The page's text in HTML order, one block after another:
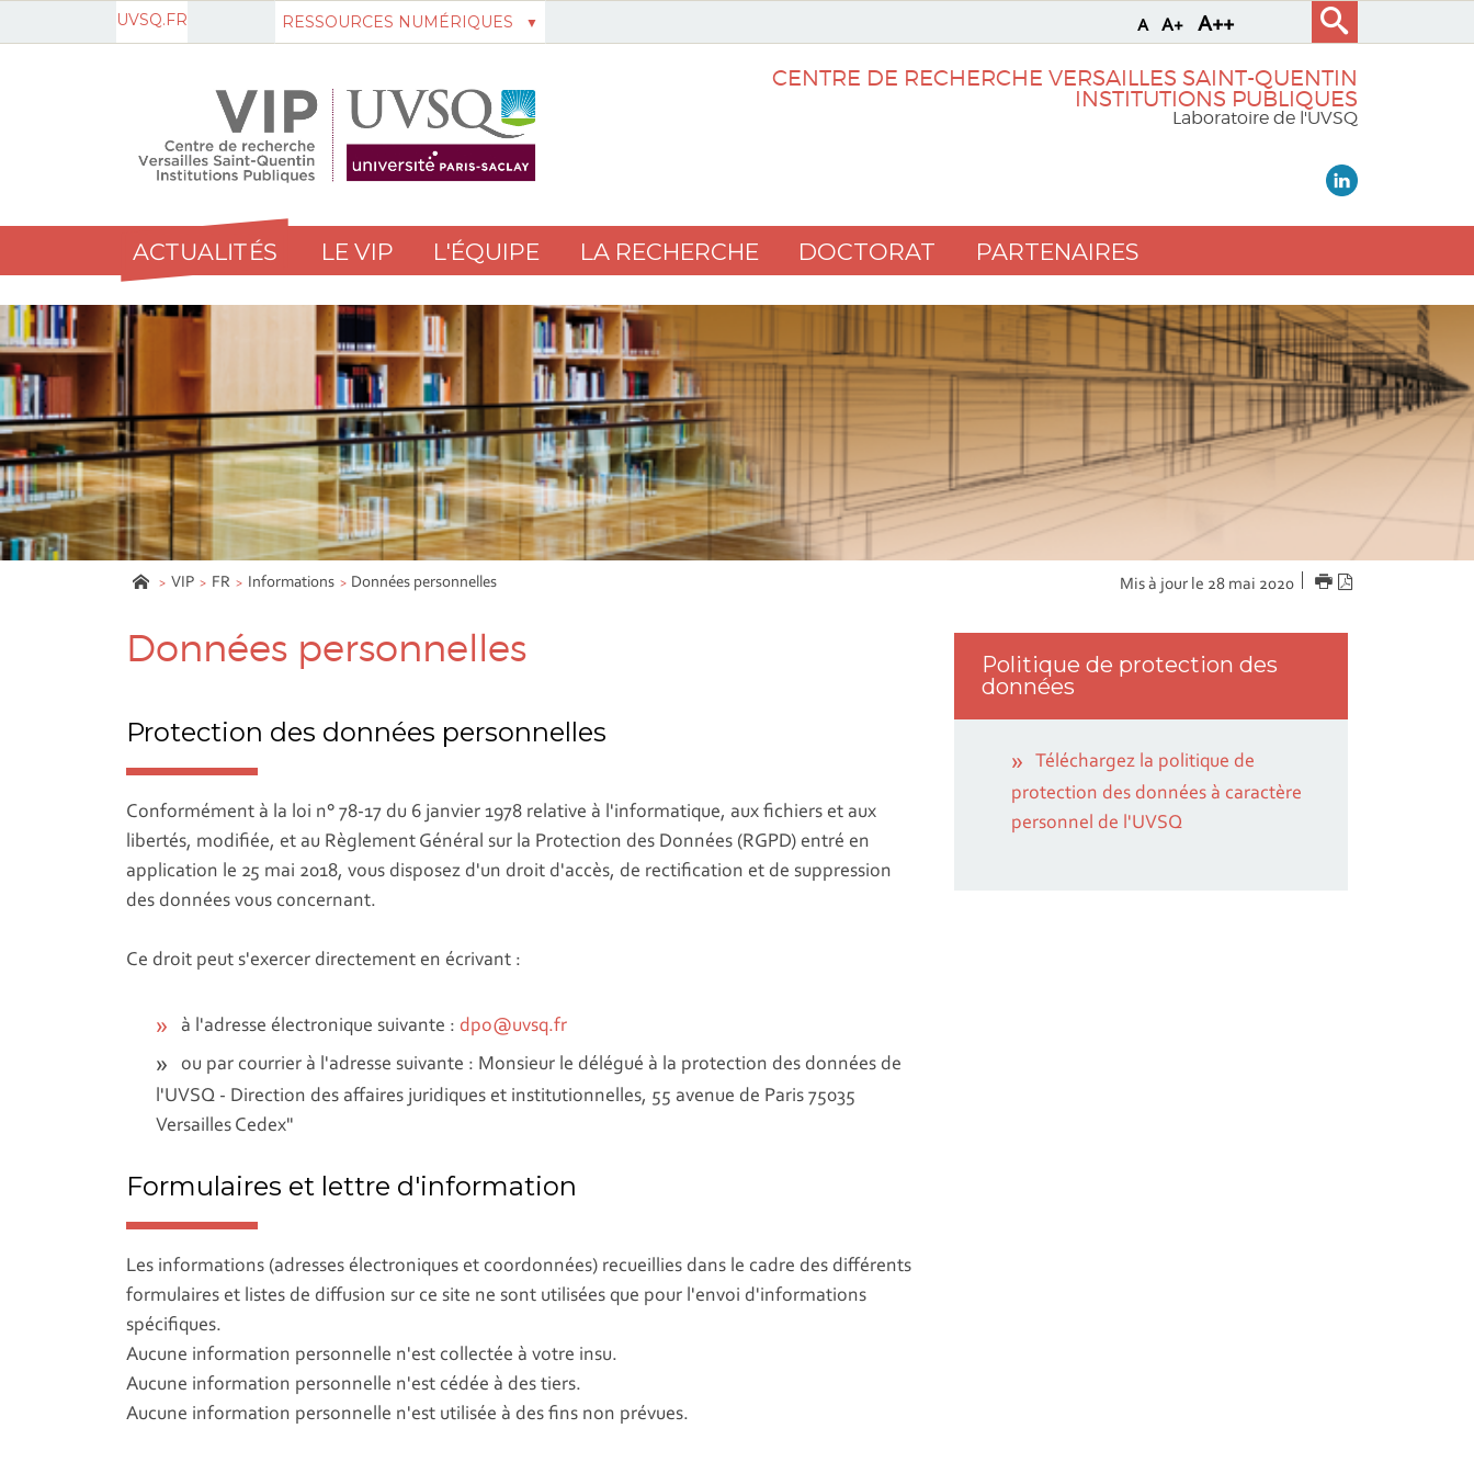
A A+ A++
UVSQ.FR
CENTRE DE RECHERCHE VERSAILLES SAINT-QUENTIN
INSTITUTIONS PUBLIQUES
Laboratoire de l'UVSQ
ACTUALITÉS LE VIP L'ÉQUIPE LA RECHERCHE DOCTORAT PARTENAIRES
VIP FR Informations Données personnelles Mis à jour le 28 mai 2020 IMPRIMER
Données personnelles
Protection des données personnelles
Conformément à la loi n° 78-17 du 6 janvier 1978 relative à l'informatique, aux fichiers et aux
libertés, modifiée, et au Règlement Général sur la Protection des Données (RGPD) entré en
application le 25 mai 2018, vous disposez d'un droit d'accès, de rectification et de suppression
des données vous concernant.
Ce droit peut s'exercer directement en écrivant :
à l'adresse électronique suivante : dpo@uvsq.fr
ou par courrier à l'adresse suivante : Monsieur le délégué à la protection des données de
l'UVSQ - Direction des affaires juridiques et institutionnelles, 55 avenue de Paris 75035
Versailles Cedex"
Formulaires et lettre d'information
Les informations (adresses électroniques et coordonnées) recueillies dans le cadre des différents
formulaires et listes de diffusion sur ce site ne sont utilisées que pour l'envoi d'informations
spécifiques.
Aucune information personnelle n'est collectée à votre insu.
Aucune information personnelle n'est cédée à des tiers.
Aucune information personnelle n'est utilisée à des fins non prévues.
Politique de protection des
données
Téléchargez la politique de
protection des données à caractère
personnel de l'UVSQ
RESSOURCES NUMÉRIQUES